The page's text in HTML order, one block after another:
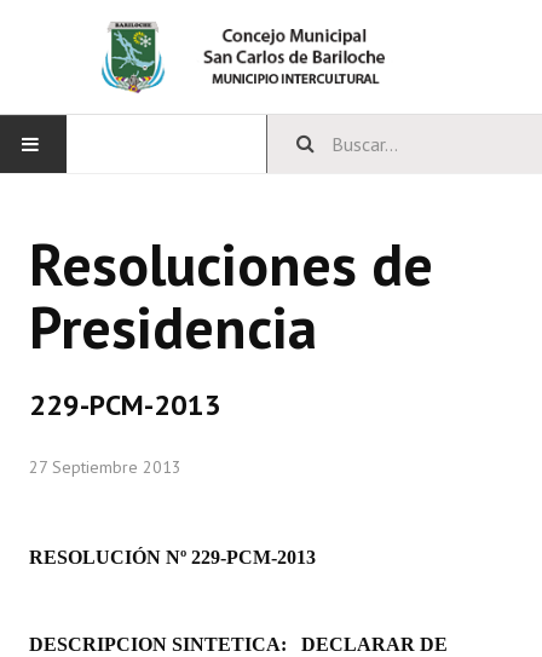
CONCEJO
Bloques Políticos
Comisiones Permanentes
Comisiones Especiales
Programas
Resoluciones de
Presidencia
229-PCM-2013
27 Septiembre 2013
RESOLUCIÓN Nº 229-PCM-2013
DESCRIPCION SINTETICA:
DECLARAR DE